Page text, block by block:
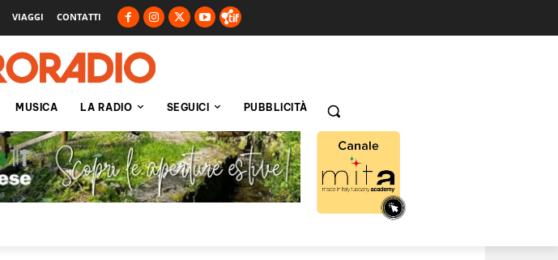
VIAGGI CONTATTI
MUSICA LA RADIO SEGUICI PUBBLICITÀ